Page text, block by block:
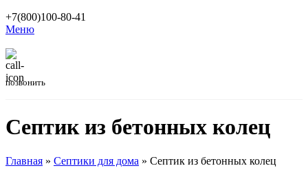
+7(800)100-80-41
Меню
позвонить
Септик из бетонных колец
Главная » Септики для дома » Септик из бетонных колец